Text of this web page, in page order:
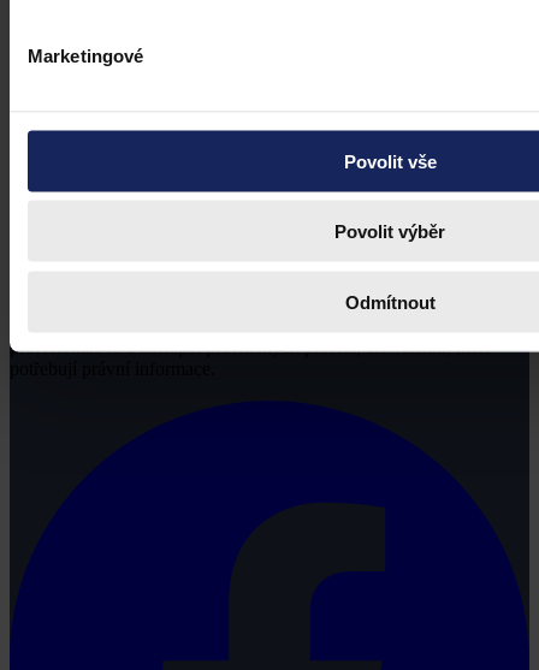
Marketingové
Povolit vše
Povolit výběr
Odmítnout
profesionálové a zástupci právnických profesí, ale všichni, kteří